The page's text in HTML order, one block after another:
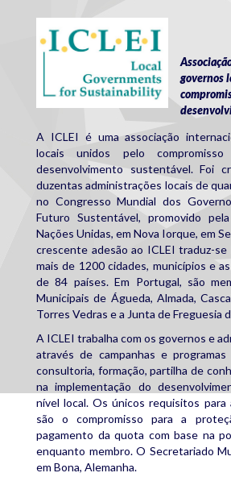
governos
A ICLEI é uma associação
locais unidos pelo
desenvolvimento sustentável. Foi
duzentas administrações locais de
no Congresso Mundial dos
Futuro Sustentável, promovido
Nações Unidas, em Nova Iorque, em
crescente adesão ao ICLEI traduz-se
mais de 1200 cidades, municípios e
de 84 países. Em Portugal, são
Municipais de Águeda, Almada,
Torres Vedras e a Junta de Freguesia
A ICLEI trabalha com os governos e
através de campanhas e
consultoria, formação, partilha de
na implementação do
nível local. Os únicos requisitos para
são o compromisso para a
pagamento da quota com base na
enquanto membro. O Secretariado
em Bona, Alemanha.